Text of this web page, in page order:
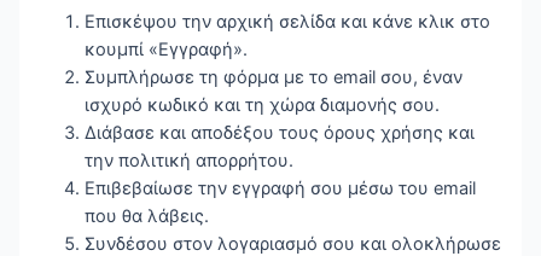
Επισκέψου την αρχική σελίδα και κάνε κλικ στο
κουμπί «Εγγραφή».
Συμπλήρωσε τη φόρμα με το email σου, έναν
ισχυρό κωδικό και τη χώρα διαμονής σου.
Διάβασε και αποδέξου τους όρους χρήσης και
την πολιτική απορρήτου.
Επιβεβαίωσε την εγγραφή σου μέσω του email
που θα λάβεις.
Συνδέσου στον λογαριασμό σου και ολοκλήρωσε